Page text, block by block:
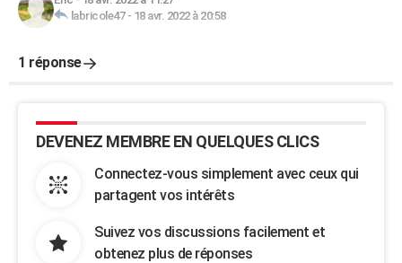
labricole47- 18 avr. 2022 à 20:58
1 réponse
DEVENEZ MEMBRE EN QUELQUES CLICS
Connectez-vous simplement avec ceux qui
partagent vos intérêts
Suivez vos discussions facilement et
obtenez plus de réponses